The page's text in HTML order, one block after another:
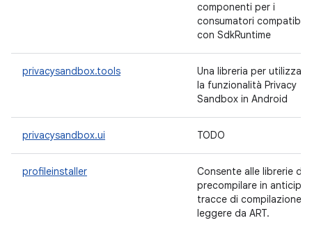
componenti per i
consumatori compatibili
con SdkRuntime
privacysandbox.tools
Una libreria per utilizzare
la funzionalità Privacy
Sandbox in Android
privacysandbox.ui TODO
profileinstaller
Consente alle librerie di
precompilare in anticipo
tracce di compilazione
leggere da ART.